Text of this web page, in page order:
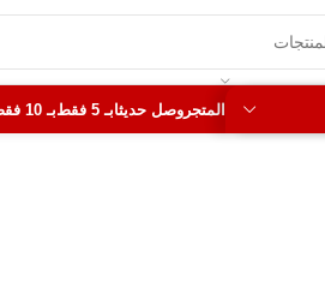
المتجر وصل حديثابـ 5 فقط بـ 10 فقط